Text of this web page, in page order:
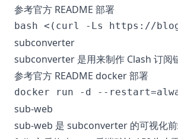
参考官方 README 部署
subconverter
subconverter 是用来制作 Clash 订阅
参考官方 README docker 部署
sub-web
sub-web 是 subconverter 的可视化